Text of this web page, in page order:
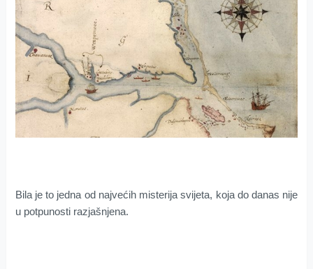
Bila je to jedna od najvećih misterija svijeta, koja do danas nije
u potpunosti razjašnjena.